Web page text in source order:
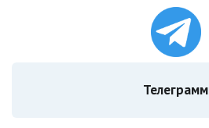
Телеграмм